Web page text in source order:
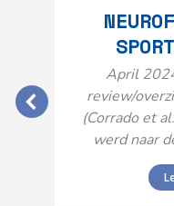
April
review/
(Corrado et
werd naar